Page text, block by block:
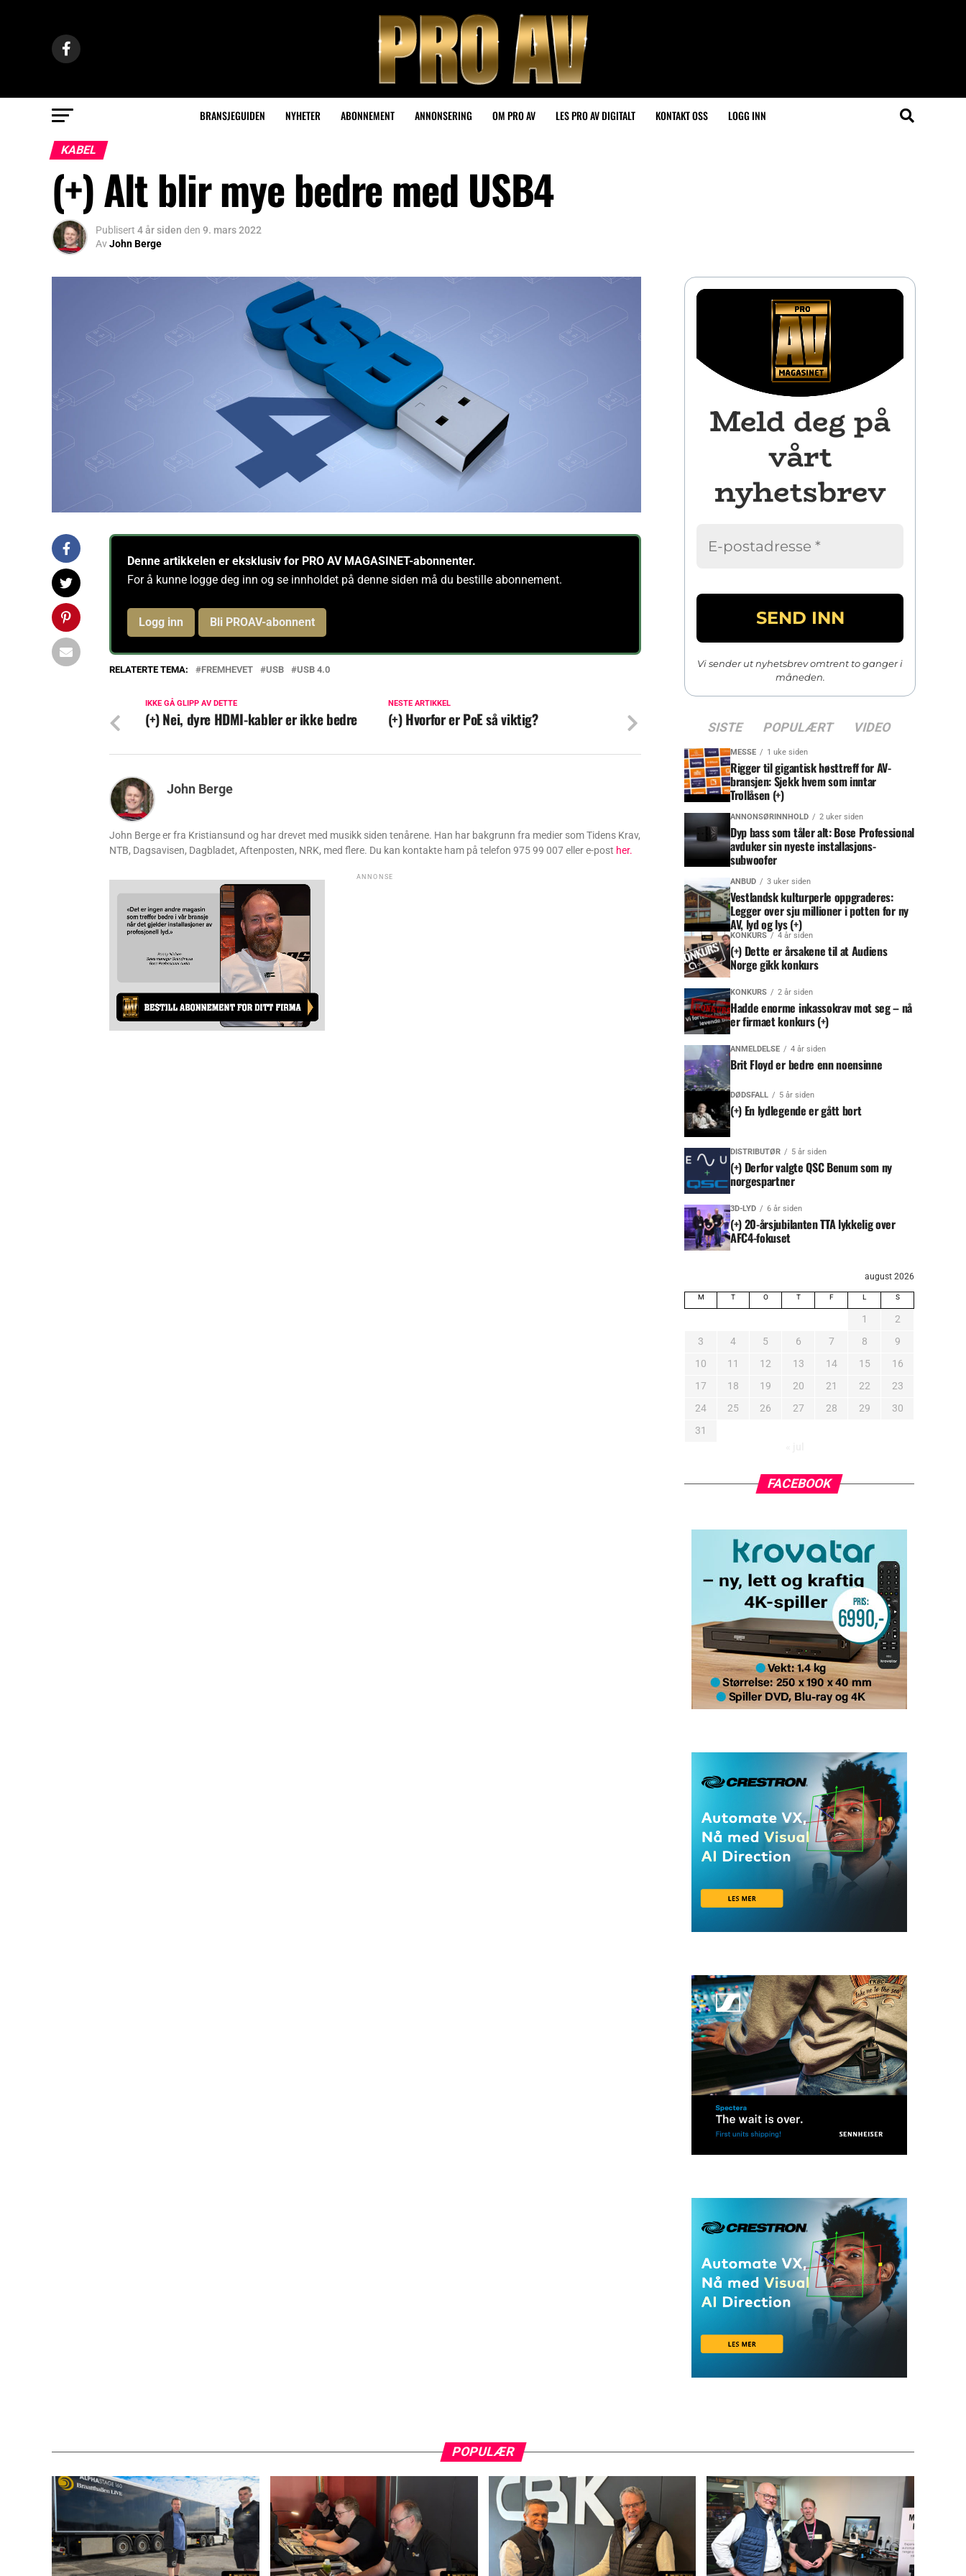
BRANSJEGUIDEN NYHETER ABONNEMENT ANNONSERING OM PRO AV LES PRO AV DIGITALT KONTAKT OSS LOGG INN
KABEL
(+) Alt blir mye bedre med USB4
Publisert 4 år siden den 9. mars 2022
AvJohn Berge
Denne artikkelen er eksklusiv for PRO AV MAGASINET-abonnenter.
For å kunne logge deg inn og se innholdet på denne siden må du bestille abonnement.
Logg inn Bli PROAV-abonnent
RELATERTE TEMA: FREMHEVET USB USB 4.0
NESTE ARTIKKEL
(+) Hvorfor er PoE så viktig?
IKKE GÅ GLIPP AV DETTE
(+) Nei, dyre HDMI-kabler er ikke bedre
John Berge
John Berge er fra Kristiansund og har drevet med musikk siden tenårene. Han har bakgrunn fra medier som Tidens Krav,
NTB, Dagsavisen, Dagbladet, Aftenposten, NRK, med flere. Du kan kontakte ham på telefon 975 99 007 eller e-post her.
ANNONSE
Meld deg på
vårt
nyhetsbrev
Vi sender ut nyhetsbrev omtrent to ganger i
måneden.
SISTE POPULÆRT VIDEO
MESSE 1 uke siden
Rigger til gigantisk høsttreff for AV-
bransjen: Sjekk hvem som inntar
Trollåsen (+)
ANNONSØRINNHOLD 2 uker siden
Dyp bass som tåler alt: Bose Professional
avduker sin nyeste installasjons-
subwoofer
ANBUD 3 uker siden
Vestlandsk kulturperle oppgraderes:
Legger over sju millioner i potten for ny
AV, lyd og lys (+)
KONKURS 4 år siden
(+) Dette er årsakene til at Audiens
Norge gikk konkurs
KONKURS 2 år siden
Hadde enorme inkassokrav mot seg – nå
er firmaet konkurs (+)
ANMELDELSE 4 år siden
Brit Floyd er bedre enn noensinne
DØDSFALL 5 år siden
(+) En lydlegende er gått bort
DISTRIBUTØR 5 år siden
(+) Derfor valgte QSC Benum som ny
norgespartner
3D-LYD 6 år siden
(+) 20-årsjubilanten TTA lykkelig over
AFC4-fokuset
august 2026
M T O T F L S
1
2
3
4 5 6 7 8
9
10
11 12 13 14 15
16
17
18 19 20 21 22
23
24
25 26 27 28 29
30
31
FACEBOOK
POPULÆR